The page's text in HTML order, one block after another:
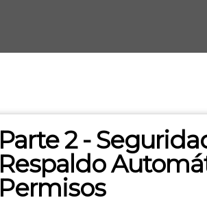
Parte 2 -
Respaldo
Permisos